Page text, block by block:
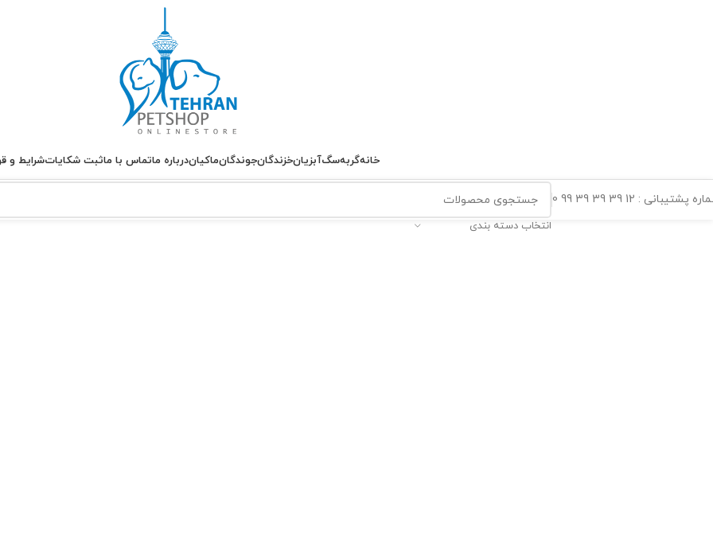
خانهگربهسگآبزیانخزندگانجوندگانماکیاندرباره ماتماس با ماثبت شکایاتشرایط و
پشتیبانی : 12 39 39 39 99 0
انتخاب دسته بندی